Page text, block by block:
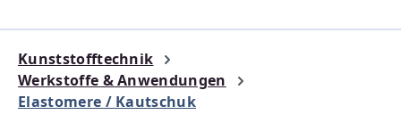
Kunststofftechnik
Werkstoffe & Anwendungen
Elastomere / Kautschuk